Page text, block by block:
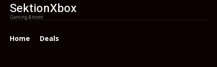
SektionXbox
Gaming & more
Home Deals